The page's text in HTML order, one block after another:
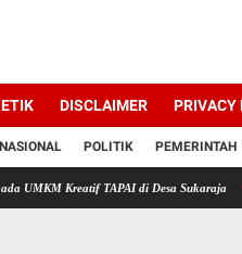
DISCLAIMER PRIVACY
NASIONAL POLITIK PEMERINTAH
TAPAI di Desa Sukaraja